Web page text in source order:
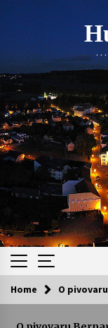
Skip
to
content
. .
Kam za
Home O